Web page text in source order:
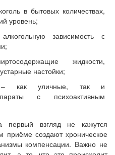
в бытовых количествах,
уровень;
зависимость с
жидкости,
настойки;
– как уличные, так и
с психоактивным
взгляд не кажутся
приёме создают хроническое
компенсации. Важно не